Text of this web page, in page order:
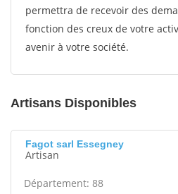
permettra de recevoir des
fonction des creux de votre
avenir à votre société.
Artisans Disponibles
Fagot sarl Essegney
Artisan
Département: 88